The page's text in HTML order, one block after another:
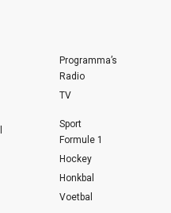
Programma’s
Radio
TV
Sport
Formule 1
Hockey
Honkbal
Voetbal